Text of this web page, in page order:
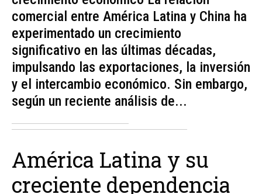
comercial entre América Latina y China ha
experimentado un crecimiento
significativo en las últimas décadas,
impulsando las exportaciones, la inversión
y el intercambio económico. Sin embargo,
según un reciente análisis de...
América Latina y su
creciente dependencia